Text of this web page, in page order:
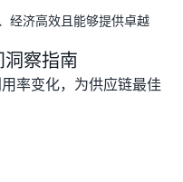
经济高效且能够提供卓越
洞察指南
率变化，为供应链最佳